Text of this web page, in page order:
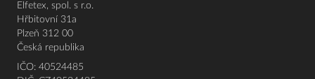
Elfetex, spol. s r.o.
Hřbitovní 31a
Plzeň 312 00
Česká republika
IČO: 40524485